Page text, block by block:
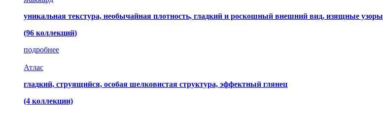
уникальная текстура, необычайная плотность, гладкий и роскошный внешний вид, изящные узоры
(96 коллекций)
подробнее
Атлас
гладкий, струящийся, особая шелковистая структура, эффектный глянец
(4 коллекции)